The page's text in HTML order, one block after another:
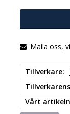
Maila oss,
Tillverkare
Vårt